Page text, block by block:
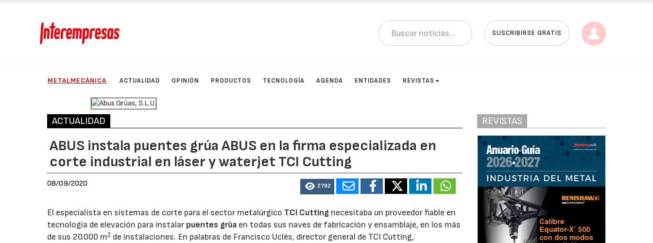
SUSCRIBIRSE GRATIS
METALMECÁNICA ACTUALIDAD OPINIÓN PRODUCTOS TECNOLOGÍA AGENDA ENTIDADES REVISTAS
ACTUALIDAD
ABUS instala puentes grúa ABUS en la firma especializada en
corte industrial en láser y waterjet TCI Cutting
08/09/2020 2792
El especialista en sistemas de corte para el sector metalúrgico TCI Cutting necesitaba un proveedor fiable en
tecnología de elevación para instalar puentes grúa en todas sus naves de fabricación y ensamblaje, en los más
de sus 20.000 m2 de instalaciones. En palabras de Francisco Uclés, director general de TCI Cutting,
REVISTAS